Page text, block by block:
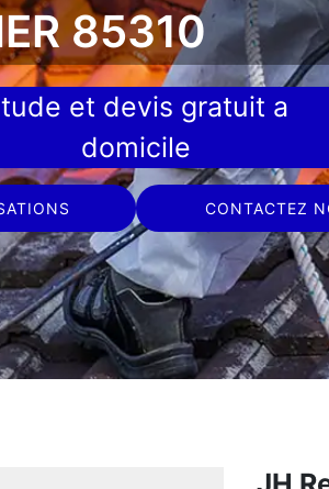
85310
et devis gratuit a
domicile
CONTACTEZ